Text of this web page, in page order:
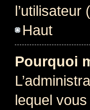
l’utilisateur
Haut
Pourquoi
lequel